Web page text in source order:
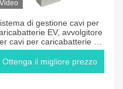
Video
di gestione cavi per
EV, avvolgitore
cavi per caricabatterie EV
10KG/20KG, montato a
parete in acciaio e ABS
Ottenga il migliore prezzo